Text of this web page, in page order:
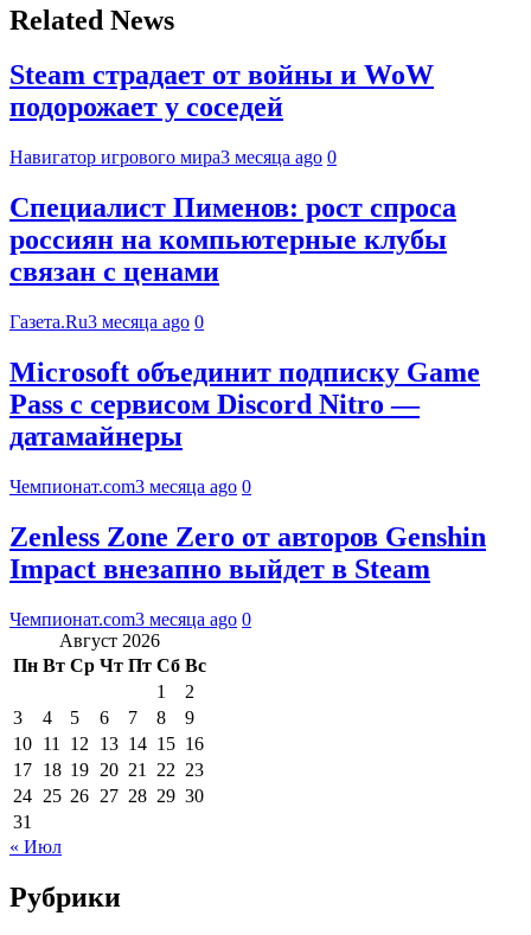
Related News
Steam страдает от войны и WoW
подорожает у соседей
Навигатор игрового мира3 месяца ago 0
Специалист Пименов: рост спроса
россиян на компьютерные клубы
связан с ценами
Газета.Ru3 месяца ago 0
Microsoft объединит подписку Game
Pass с сервисом Discord Nitro —
датамайнеры
Чемпионат.com3 месяца ago 0
Zenless Zone Zero от авторов Genshin
Impact внезапно выйдет в Steam
Чемпионат.com3 месяца ago 0
Август 2026
Пн Вт Ср Чт Пт Сб Вс
1
2
3
4 5 6 7 8
9
10 11 12 13 14 15 16
17 18 19 20 21 22 23
24 25 26 27 28 29 30
31
« Июл
Рубрики